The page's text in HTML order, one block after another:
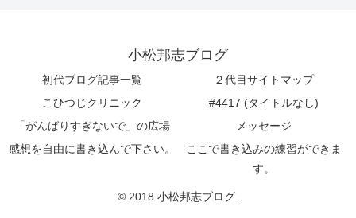
小松邦志ブログ
初代ブログ記事一覧
２代目サイトマップ
こひつじクリニック
#4417 (タイトルなし)
「がんばりすぎないで」の広場
メッセージ
感想を自由に書き込んで下さい。
ここで書き込みの練習ができま
す。
© 2018 小松邦志ブログ.